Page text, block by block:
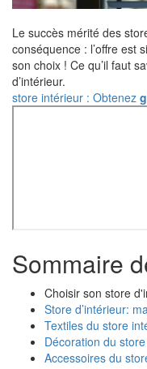
Le succès mérité des
conséquence : l’offre est
son choix ! Ce qu’il faut
d’intérieur.
store intérieur : Obtenez
Sommaire
Choisir son store
Store d’intérieur:
Textiles du store
Décoration du
Accessoires du